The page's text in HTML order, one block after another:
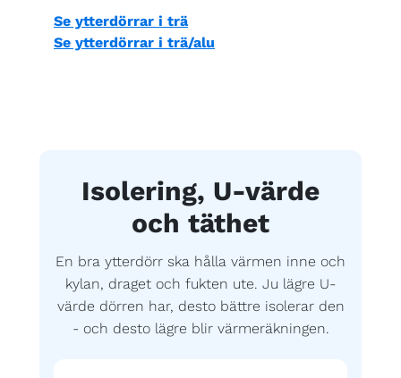
Se ytterdörrar i trä
Se ytterdörrar i trä/alu
Isolering, U-värde
och täthet
En bra ytterdörr ska hålla värmen inne och
kylan, draget och fukten ute. Ju lägre U-
värde dörren har, desto bättre isolerar den
- och desto lägre blir värmeräkningen.